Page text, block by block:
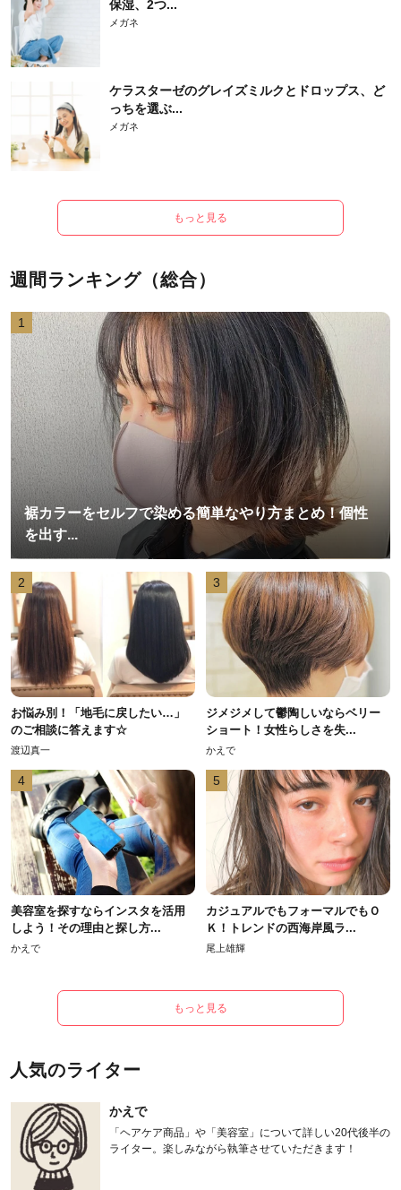
保湿、2つ...
メガネ
ケラスターゼのグレイズミルクとドロップス、ど
っちを選ぶ...
メガネ
もっと見る
週間ランキング（総合）
1
裾カラーをセルフで染める簡単なやり方まとめ！個性
を出す...
2
お悩み別！「地毛に戻したい…」
のご相談に答えます☆
渡辺真一
3
ジメジメして鬱陶しいならベリー
ショート！女性らしさを失...
かえで
4
美容室を探すならインスタを活用
しよう！その理由と探し方...
かえで
5
カジュアルでもフォーマルでもＯ
Ｋ！トレンドの西海岸風ラ...
尾上雄輝
もっと見る
人気のライター
かえで
「ヘアケア商品」や「美容室」について詳しい20代後半の
ライター。楽しみながら執筆させていただきます！